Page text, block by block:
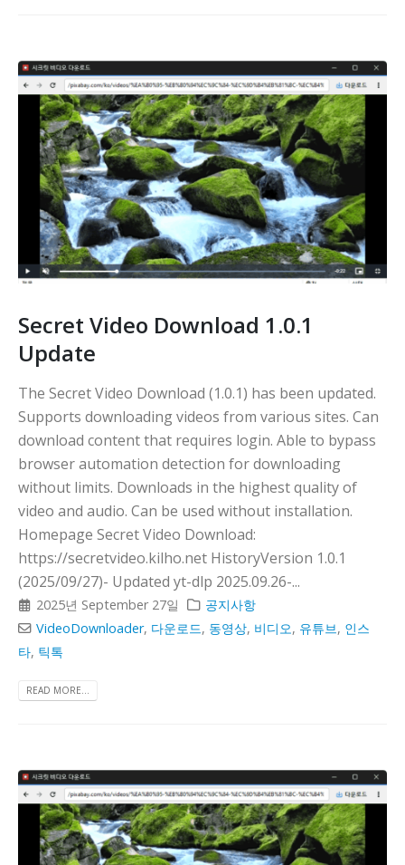
Secret Video Download 1.0.1
Update
The Secret Video Download (1.0.1) has been updated.
Supports downloading videos from various sites. Can
download content that requires login. Able to bypass
browser automation detection for downloading
without limits. Downloads in the highest quality of
video and audio. Can be used without installation.
Homepage Secret Video Download:
https://secretvideo.kilho.net HistoryVersion 1.0.1
(2025/09/27)- Updated yt-dlp 2025.09.26-...
2025년 September 27일
공지사항
VideoDownloader, 다운로드, 동영상, 비디오, 유튜브, 인스
타, 틱톡
READ MORE...